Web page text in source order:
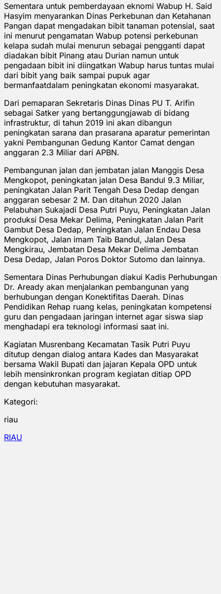
Sementara untuk pemberdayaan eknomi Wabup H. Said
Hasyim menyarankan Dinas Perkebunan dan Ketahanan
Pangan dapat mengadakan bibit tanaman potensial, saat
ini menurut pengamatan Wabup potensi perkebunan
kelapa sudah mulai menurun sebagai pengganti dapat
diadakan bibit Pinang atau Durian namun untuk
pengadaan bibit ini diingatkan Wabup harus tuntas mulai
dari bibit yang baik sampai pupuk agar
bermanfaatdalam peningkatan ekonomi masyarakat.
Dari pemaparan Sekretaris Dinas Dinas PU T. Arifin
sebagai Satker yang bertanggungjawab di bidang
infrastruktur, di tahun 2019 ini akan dibangun
peningkatan sarana dan prasarana aparatur pemerintan
yakni Pembangunan Gedung Kantor Camat dengan
anggaran 2.3 Miliar dari APBN.
Pembangunan jalan dan jembatan jalan Manggis Desa
Mengkopot, peningkatan jalan Desa Bandul 9.3 Miliar,
peningkatan Jalan Parit Tengah Desa Dedap dengan
anggaran sebesar 2 M. Dan ditahun 2020 Jalan
Pelabuhan Sukajadi Desa Putri Puyu, Peningkatan Jalan
produksi Desa Mekar Delima, Peningkatan Jalan Parit
Gambut Desa Dedap, Peningkatan Jalan Endau Desa
Mengkopot, Jalan imam Taib Bandul, Jalan Desa
Mengkirau, Jembatan Desa Mekar Delima Jembatan
Desa Dedap, Jalan Poros Doktor Sutomo dan lainnya.
Sementara Dinas Perhubungan diakui Kadis Perhubungan
Dr. Aready akan menjalankan pembangunan yang
berhubungan dengan Konektifitas Daerah. Dinas
Pendidikan Rehap ruang kelas, peningkatan kompetensi
guru dan pengadaan jaringan internet agar siswa siap
menghadapi era teknologi informasi saat ini.
Kagiatan Musrenbang Kecamatan Tasik Putri Puyu
ditutup dengan dialog antara Kades dan Masyarakat
bersama Wakil Bupati dan jajaran Kepala OPD untuk
lebih mensinkronkan program kegiatan ditiap OPD
dengan kebutuhan masyarakat.
Kategori:
riau
RIAU